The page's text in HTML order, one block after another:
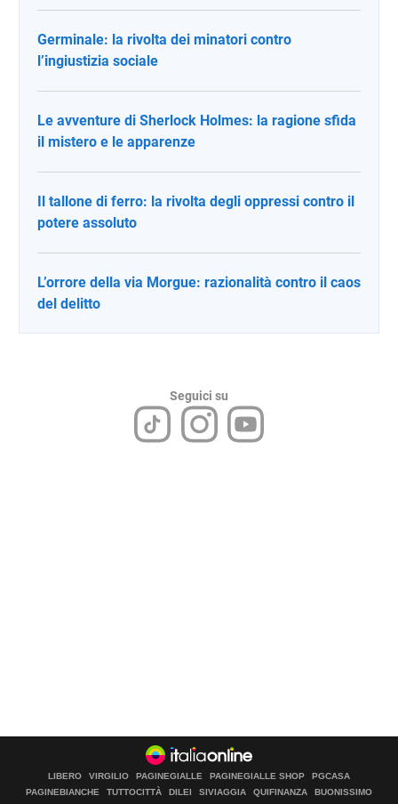
Germinale: la rivolta dei minatori contro
l’ingiustizia sociale
Le avventure di Sherlock Holmes: la ragione sfida
il mistero e le apparenze
Il tallone di ferro: la rivolta degli oppressi contro il
potere assoluto
L’orrore della via Morgue: razionalità contro il caos
del delitto
Seguici su
LIBERO VIRGILIO PAGINEGIALLE PAGINEGIALLE SHOP
PGCASA
PAGINEBIANCHE
TUTTOCITTÀ DILEI SIVIAGGIA QUIFINANZA
BUONISSIMO